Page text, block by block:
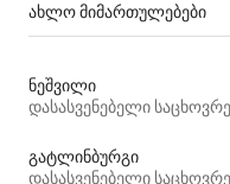
ახლო მიმართულებები
ნეშვილი
გატლინბურგი